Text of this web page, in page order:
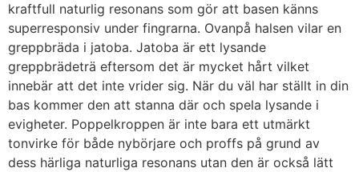
kraftfull naturlig resonans som gör att basen känns
superresponsiv under fingrarna. Ovanpå halsen vilar en
greppbräda i jatoba. Jatoba är ett lysande
greppbrädeträ eftersom det är mycket hårt vilket
innebär att det inte vrider sig. När du väl har ställt in din
bas kommer den att stanna där och spela lysande i
evigheter. Poppelkroppen är inte bara ett utmärkt
tonvirke för både nybörjare och proffs på grund av
dess härliga naturliga resonans utan den är också lätt